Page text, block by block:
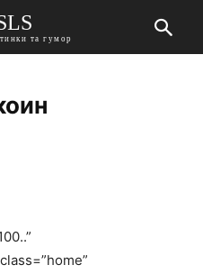
та гумор